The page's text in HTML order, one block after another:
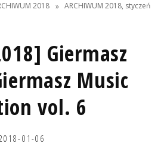
2018 » ARCHIWUM 2018, styczeń
Giermasz
Music
vol. 6
2018-01-06